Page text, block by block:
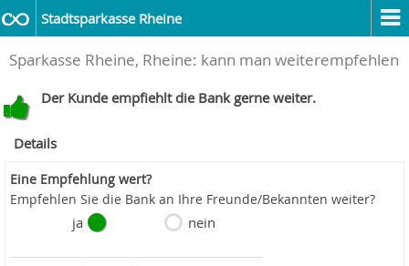
Stadtsparkasse Rheine
Sparkasse Rheine, Rheine: kann man weiterempfehlen
Der Kunde empfiehlt die Bank gerne weiter.
Details
Eine Empfehlung wert?
Empfehlen Sie die Bank an Ihre Freunde/Bekannten weiter?
ja nein